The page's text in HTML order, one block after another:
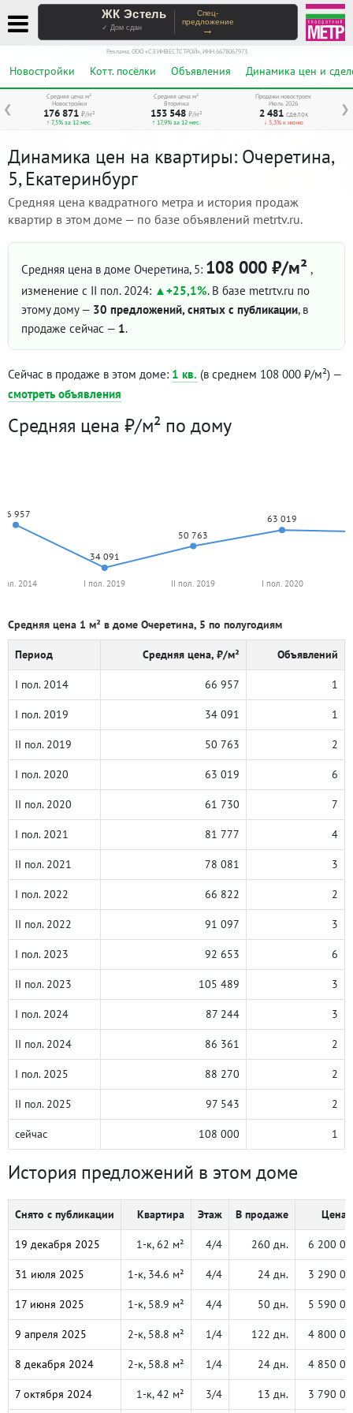
ЖК Эстель
✓ Дом сдан
Спец-
предложение
→
Реклама. ООО «СЗ ИНВЕСТСТРОЙ», ИНН 6678067973
Новостройки Котт. посёлки Объявления Динамика цен и
❮ ❯
Средняя цена м²
Новостройки
176 871 ₽/м²
↑ 7,5% за 12 мес.
Средняя цена м²
Вторичка
153 548 ₽/м²
↑ 17,9% за 12 мес.
Продажи новостроек
Июль 2026
2 481 сделок
↓ 5,3% к июню
Динамика цен на квартиры: Очеретина,
5, Екатеринбург
Средняя цена квадратного метра и история продаж
квартир в этом доме — по базе объявлений metrtv.ru.
Средняя цена в доме Очеретина, 5: 108 000 ₽/м² ,
изменение с II пол. 2024:
+25,1%. В базе metrtv.ru по
этому дому — 30 предложений, снятых с публикации, в
продаже сейчас — 1.
Сейчас в продаже в этом доме: 1 кв. (в среднем 108 000 ₽/м²) —
смотреть объявления
Средняя цена ₽/м² по дому
66 957
34 091
50 763
63 019
2014 I пол. 2019 II пол. 2019 I пол. 2020
Средняя цена 1 м² в доме Очеретина, 5 по полугодиям
Период Средняя цена, ₽/м² Объявлений
I пол. 2014 66 957 1
I пол. 2019 34 091 1
II пол. 2019 50 763 2
I пол. 2020 63 019 6
II пол. 2020 61 730 7
I пол. 2021 81 777 4
II пол. 2021 78 081 3
I пол. 2022 66 822 2
II пол. 2022 91 097 3
I пол. 2023 92 653 6
II пол. 2023 105 489 3
I пол. 2024 87 244 3
II пол. 2024 86 361 2
I пол. 2025 88 270 2
II пол. 2025 97 543 2
сейчас 108 000 1
История предложений в этом доме
Снято с публикации Квартира Этаж В продаже Цена,
19 декабря 2025 1-к, 62 м² 4/4 260 дн. 6 200
31 июля 2025 1-к, 34.6 м² 4/4 24 дн. 3 290
17 июня 2025 1-к, 58.9 м² 4/4 50 дн. 5 590
9 апреля 2025 2-к, 58.8 м² 1/4 122 дн. 4 800
8 декабря 2024 2-к, 58.8 м² 1/4 24 дн. 4 850
7 октября 2024 1-к, 42 м² 3/4 13 дн. 3 790